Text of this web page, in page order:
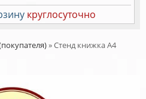
круглосуточно
»Стенд книжка А4